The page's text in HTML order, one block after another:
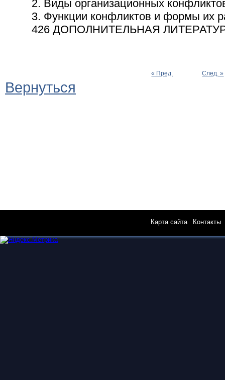
2. Виды организационных
3. Функции конфликтов и формы их
426 ДОПОЛНИТЕЛЬНАЯ
« Пред. След. »
Вернуться
Карта сайта| Контакты